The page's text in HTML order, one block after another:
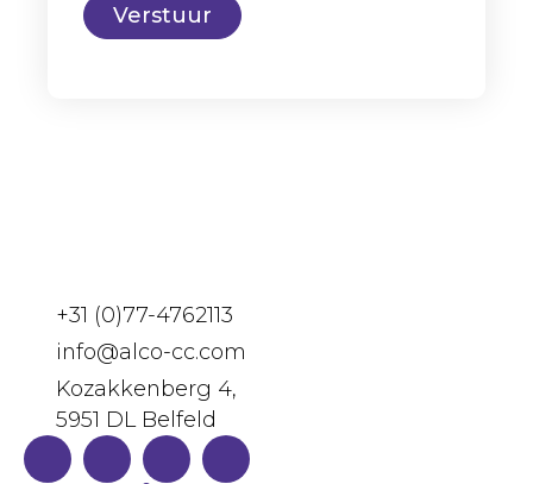
Verstuur
+31 (0)77-4762113
info@alco-cc.com
Kozakkenberg 4,
5951 DL Belfeld